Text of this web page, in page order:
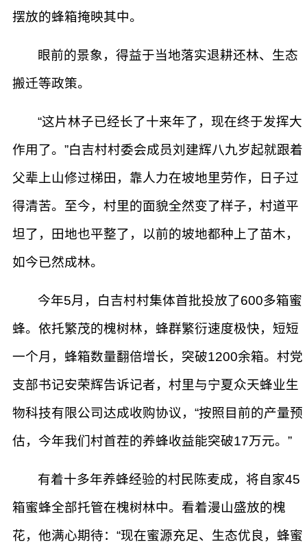
摆放的蜂箱掩映其中。
眼前的景象，得益于当地落实退耕还林、生态
搬迁等政策。
“这片林子已经长了十来年了，现在终于发挥大
作用了。”白吉村村委会成员刘建辉八九岁起就跟着
父辈上山修过梯田，靠人力在坡地里劳作，日子过
得清苦。至今，村里的面貌全然变了样子，村道平
坦了，田地也平整了，以前的坡地都种上了苗木，
如今已然成林。
今年5月，白吉村村集体首批投放了600多箱蜜
蜂。依托繁茂的槐树林，蜂群繁衍速度极快，短短
一个月，蜂箱数量翻倍增长，突破1200余箱。村党
支部书记安荣辉告诉记者，村里与宁夏众天蜂业生
物科技有限公司达成收购协议，“按照目前的产量预
估，今年我们村首茬的养蜂收益能突破17万元。”
有着十多年养蜂经验的村民陈麦成，将自家45
箱蜜蜂全部托管在槐树林中。看着漫山盛放的槐
花，他满心期待：“现在蜜源充足、生态优良，蜂蜜